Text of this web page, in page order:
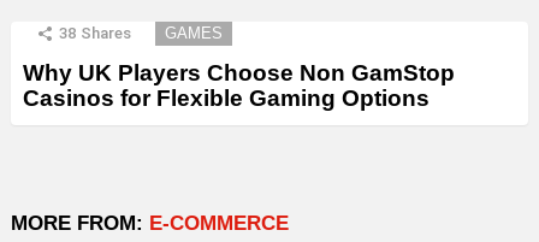
38 Shares GAMES
Why UK Players Choose Non GamStop
Casinos for Flexible Gaming Options
MORE FROM: E-COMMERCE